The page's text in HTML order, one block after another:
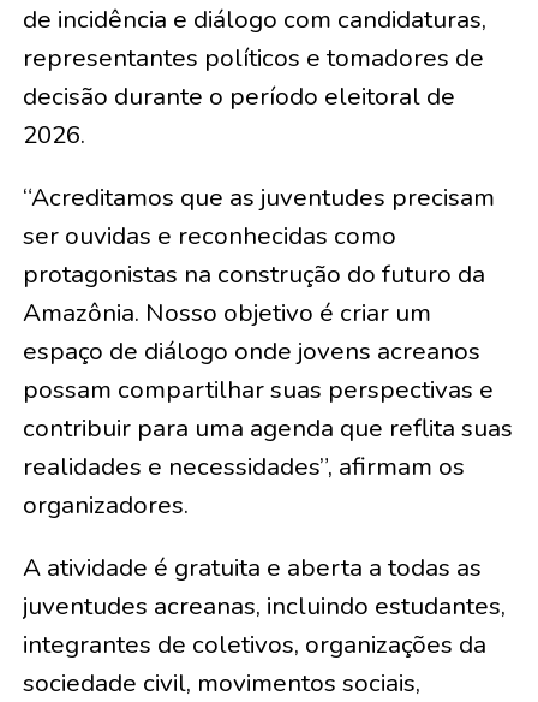
de incidência e diálogo com candidaturas,
representantes políticos e tomadores de
decisão durante o período eleitoral de
2026.
“Acreditamos que as juventudes precisam
ser ouvidas e reconhecidas como
protagonistas na construção do futuro da
Amazônia. Nosso objetivo é criar um
espaço de diálogo onde jovens acreanos
possam compartilhar suas perspectivas e
contribuir para uma agenda que reflita suas
realidades e necessidades”, afirmam os
organizadores.
A atividade é gratuita e aberta a todas as
juventudes acreanas, incluindo estudantes,
integrantes de coletivos, organizações da
sociedade civil, movimentos sociais,